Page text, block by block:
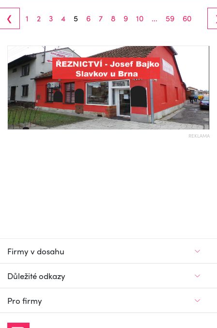
‹ 1 2 3 4 5 6 7 8 9 10 ... 59 60
REKLAMA
Firmy v dosahu
Důležité odkazy
Pro firmy